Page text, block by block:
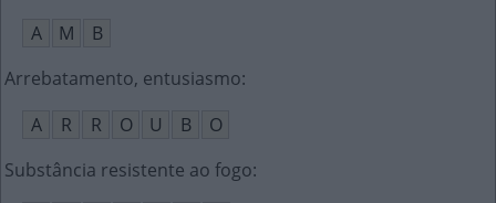
A
M
B
Arrebatamento, entusiasmo:
A
R R O U B
O
Substância resistente ao fogo: